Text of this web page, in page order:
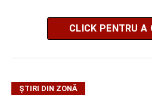
CLICK PENTRU A
ȘTIRI DIN ZONĂ